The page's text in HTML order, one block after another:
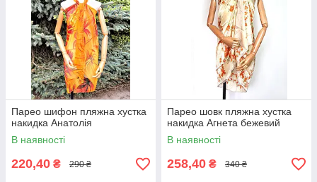
Парео шифон пляжна хустка
накидка Анатолія
В наявності
220,40 ₴ 290 ₴
Парео шовк пляжна хустка
накидка Агнета бежевий
В наявності
258,40 ₴ 340 ₴